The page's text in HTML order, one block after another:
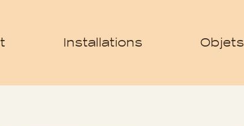
Installations Objets